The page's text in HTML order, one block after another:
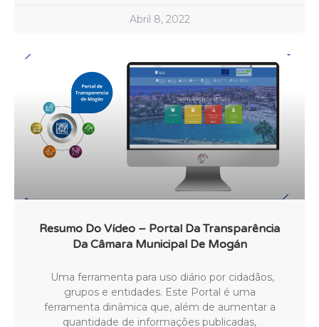
Abril 8, 2022
Resumo Do Vídeo – Portal Da Transparência
Da Câmara Municipal De Mogán
Uma ferramenta para uso diário por cidadãos,
grupos e entidades. Este Portal é uma
ferramenta dinâmica que, além de aumentar a
quantidade de informações publicadas,